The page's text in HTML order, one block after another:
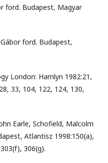
ford. Budapest, Magyar
ford. Budapest,
London: Hamlyn 1982:21,
33, 104, 122, 124, 130,
Earle, Schofield, Malcolm
Atlantisz 1998:150(a),
306(g).